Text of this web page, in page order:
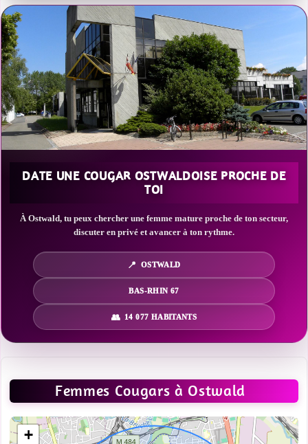
DATE UNE COUGAR OSTWALDOISE PROCHE DE
TOI
À Ostwald, tu peux chercher une femme mature proche de ton secteur,
discuter en privé et avancer à ton rythme.
OSTWALD
BAS-RHIN 67
14 077 HABITANTS
Femmes Cougars à Ostwald
+